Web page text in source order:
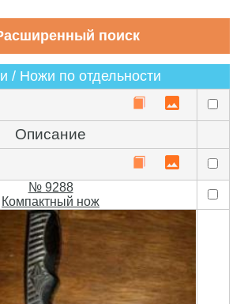
/ Ножи по отдельности
Описание
№ 9288
Компактный нож